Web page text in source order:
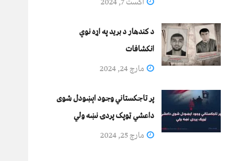
د کندهار د برید په اړه نوي
انکشافات
مارچ 24, 2024
پر تاجکستاني وجود اېښودل شوی
داعشي ټوپک پردۍ نښه ولي
مارچ 25, 2024